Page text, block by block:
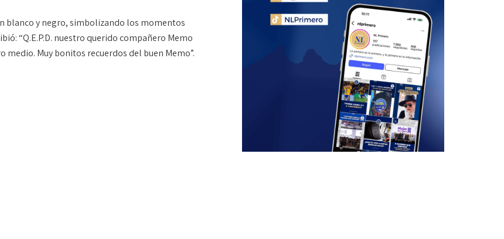
blanco y negro, simbolizando los momentos
“Q.E.P.D. nuestro querido compañero Memo
Muy bonitos recuerdos del buen Memo”.